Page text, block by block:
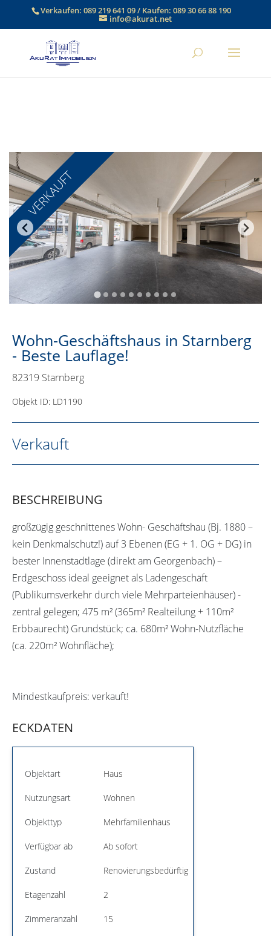
Verkaufen:089 219 641 09/ Kaufen:089 30 66 88 190
info@akurat.net
VERKAUFT
Wohn-Geschäftshaus in Starnberg
- Beste Lauflage!
82319 Starnberg
Objekt ID: LD1190
Verkauft
BESCHREIBUNG
großzügig geschnittenes Wohn- Geschäftshau (Bj. 1880 –
kein Denkmalschutz!) auf 3 Ebenen (EG + 1. OG + DG) in
bester Innenstadtlage (direkt am Georgenbach) –
Erdgeschoss ideal geeignet als Ladengeschäft
(Publikumsverkehr durch viele Mehrparteienhäuser) -
zentral gelegen; 475 m² (365m² Realteilung + 110m²
Erbbaurecht) Grundstück; ca. 680m² Wohn-Nutzfläche
(ca. 220m² Wohnfläche);
Mindestkaufpreis: verkauft!
ECKDATEN
Objektart Haus
Nutzungsart Wohnen
Objekttyp Mehrfamilienhaus
Verfügbar ab Ab sofort
Zustand Renovierungsbedürftig
Etagenzahl 2
Zimmeranzahl 15